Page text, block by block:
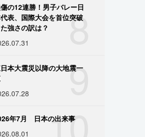
8
の12連勝！男子バレー日
表、国際大会を首位突破
強さの訳は？
9
本大震災以降の大地震一
10
年7月 日本の出来事